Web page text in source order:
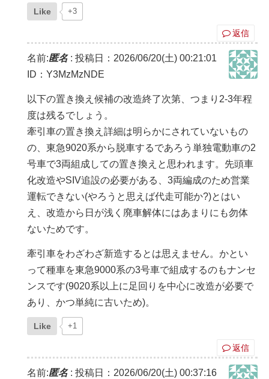
Like +3
返信
名前:匿名: 投稿日：2026/06/20(土) 00:21:01
ID：Y3MzMzNDE
以下の置き換え候補の改造終了次第、つまり2-3年程
度は残るでしょう。
牽引車の置き換え詳細は明らかにされていないもの
の、東急9020系から脱車するであろう単独電動車の2
号車で3両組成しての置き換えと思われます。先頭車
化改造やSIV追設の必要がある、3両編成のため営業
運転できない(やろうと思えば代走可能か?)とはい
え、改造から日が浅く廃車解体にはあまりにも勿体
ないためです。
牽引車をわざわざ新造するとは思えません。かとい
って種車を東急9000系の3号車で組成するのもナンセ
ンスです(9020系以上に足回りを中心に改造が必要で
あり、かつ単純に古いため)。
Like +1
返信
名前:匿名: 投稿日：2026/06/20(土) 00:37:16